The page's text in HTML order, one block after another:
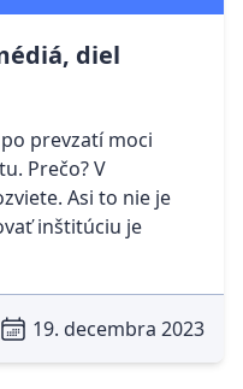
diel
prevzatí moci
Prečo? V
Asi to nie je
inštitúciu je
19. decembra 2023